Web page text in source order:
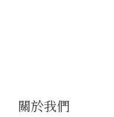
關於我們